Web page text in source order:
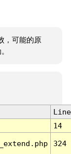
，可能的原
Line
14
324